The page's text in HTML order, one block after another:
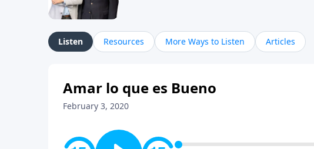
Listen Resources More Ways to Listen Articles
Amar lo que es Bueno
February 3, 2020